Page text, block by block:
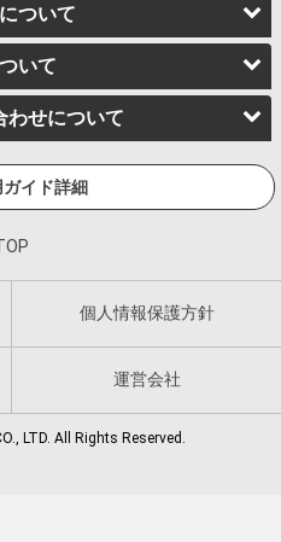
ついて
いて
わせについて
ガイド詳細
個人情報保護方針
運営会社
LTD. All Rights Reserved.